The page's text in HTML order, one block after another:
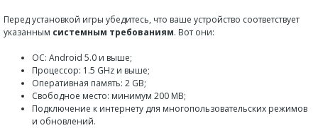
Перед установкой игры убедитесь, что ваше устройство соответствует
указанным системным требованиям. Вот они:
ОС: Android 5.0 и выше;
Процессор: 1.5 GHz и выше;
Оперативная память: 2 GB;
Свободное место: минимум 200 MB;
Подключение к интернету для многопользовательских режимов
и обновлений.